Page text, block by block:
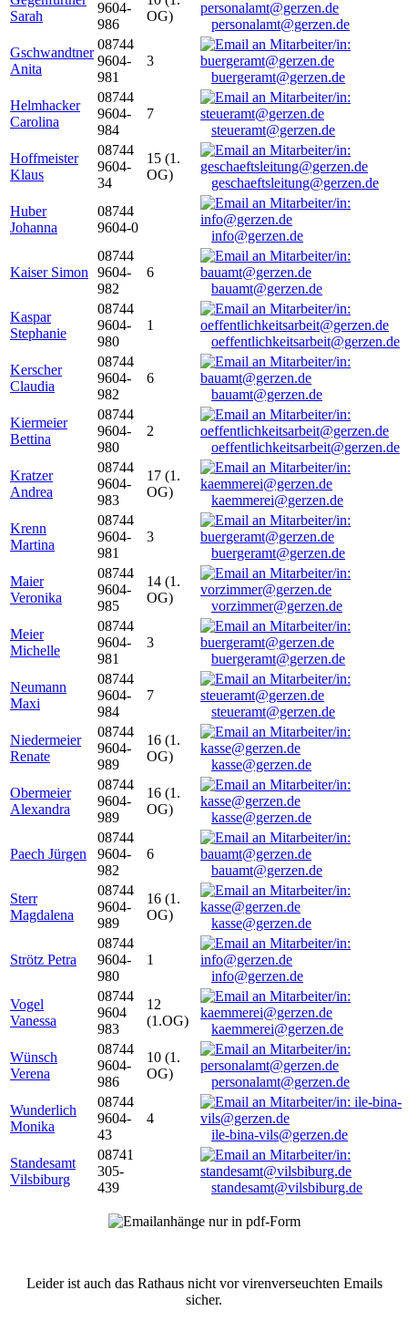
Sarah
9604-
986
OG)
personalamt@gerzen.de
Gschwandtner
Anita
08744
9604-
981
3
buergeramt@gerzen.de
Helmhacker
Carolina
08744
9604-
984
7
steueramt@gerzen.de
Hoffmeister
Klaus
08744
9604-
34
15 (1.
OG)
geschaeftsleitung@gerzen.de
Huber
Johanna
08744
9604-0
info@gerzen.de
Kaiser Simon
08744
9604-
982
6
bauamt@gerzen.de
Kaspar
Stephanie
08744
9604-
980
1
oeffentlichkeitsarbeit@gerzen.de
Kerscher
Claudia
08744
9604-
982
6
bauamt@gerzen.de
Kiermeier
Bettina
08744
9604-
980
2
oeffentlichkeitsarbeit@gerzen.de
Kratzer
Andrea
08744
9604-
983
17 (1.
OG)
kaemmerei@gerzen.de
Krenn
Martina
08744
9604-
981
3
buergeramt@gerzen.de
Maier
Veronika
08744
9604-
985
14 (1.
OG)
vorzimmer@gerzen.de
Meier
Michelle
08744
9604-
981
3
buergeramt@gerzen.de
Neumann
Maxi
08744
9604-
984
7
steueramt@gerzen.de
Niedermeier
Renate
08744
9604-
989
16 (1.
OG)
kasse@gerzen.de
Obermeier
Alexandra
08744
9604-
989
16 (1.
OG)
kasse@gerzen.de
Paech Jürgen
08744
9604-
982
6
bauamt@gerzen.de
Sterr
Magdalena
08744
9604-
989
16 (1.
OG)
kasse@gerzen.de
Strötz Petra
08744
9604-
980
1
info@gerzen.de
Vogel
Vanessa
08744
9604
983
12
(1.OG)
kaemmerei@gerzen.de
Wünsch
Verena
08744
9604-
986
10 (1.
OG)
personalamt@gerzen.de
Wunderlich
Monika
08744
9604-
43
4
ile-bina-vils@gerzen.de
Standesamt
Vilsbiburg
08741
305-
439
standesamt@vilsbiburg.de
Leider ist auch das Rathaus nicht vor virenverseuchten Emails
sicher.